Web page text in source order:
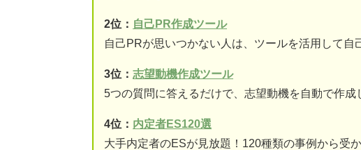
2位： 自己PR作成ツール
自己PRが思いつかない人は、ツールを活用して自
3位： 志望動機作成ツール
5つの質問に答えるだけで、志望動機を自動で作成
4位： 内定者ES120選
大手内定者のESが見放題！120種類の事例から受